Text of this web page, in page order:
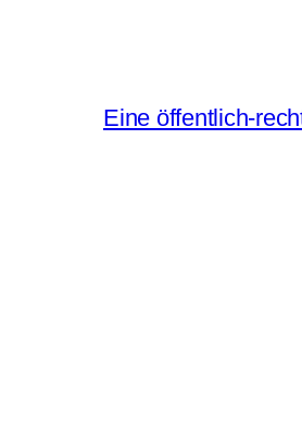
Eine öffentlich-